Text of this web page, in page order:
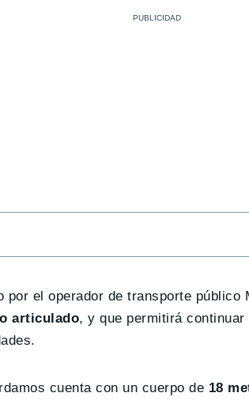
el operador de transporte público
articulado, y que permitirá
cuenta con un cuerpo de 18